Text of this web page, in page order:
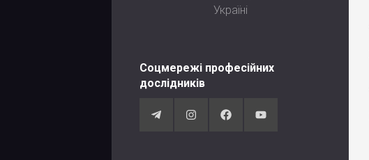
Україні
Соцмережі професійних
дослідників